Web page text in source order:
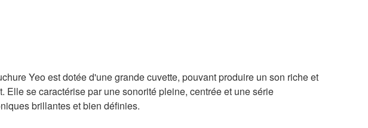
Yeo est dotée d'une grande cuvette, pouvant produire un son riche et
Elle se caractérise par une sonorité pleine, centrée et une série
brillantes et bien définies.